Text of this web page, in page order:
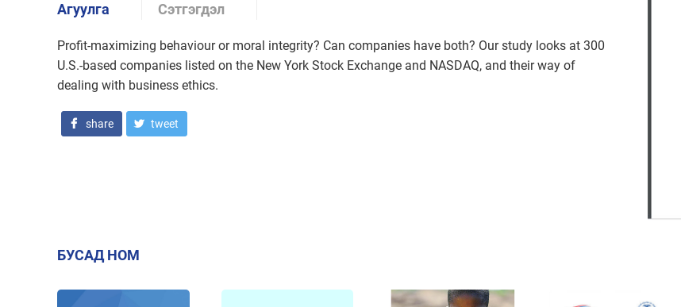
Агуулга Сэтгэгдэл
Profit-maximizing behaviour or moral integrity? Can companies have both? Our study looks at 300
U.S.-based companies listed on the New York Stock Exchange and NASDAQ, and their way of
dealing with business ethics.
share tweet
БУСАД НОМ